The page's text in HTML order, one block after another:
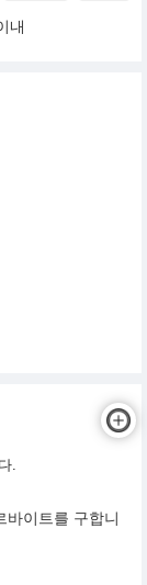
내
.
바이트를 구합니